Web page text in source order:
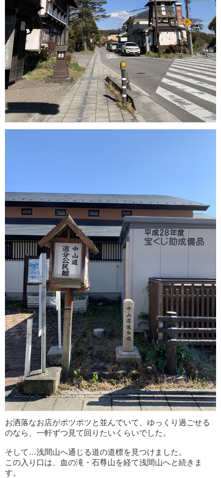
お洒落なお店がポツポツと並んでいて、ゆっくり過ごせる
のなら、一軒ずつ見て回りたいくらいでした。
そして…浅間山へ通じる道の道標を見つけました。
この入り口は、血の滝・石尊山を経て浅間山へと続きま
す。